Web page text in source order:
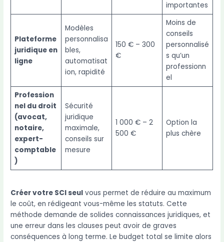
importantes
Plateforme
juridique en
ligne
Modèles
personnalisa
bles,
automatisat
ion, rapidité
150 € – 300
€
Moins de
conseils
personnalisé
s qu’un
professionn
el
Profession
nel du droit
(avocat,
notaire,
expert-
comptable
)
Sécurité
juridique
maximale,
conseils sur
mesure
1 000 € – 2
500 €
Option la
plus chère
Créer votre SCI seul vous permet de réduire au maximum
le coût, en rédigeant vous-même les statuts. Cette
méthode demande de solides connaissances juridiques, et
une erreur dans les clauses peut avoir de graves
conséquences à long terme. Le budget total se limite alors